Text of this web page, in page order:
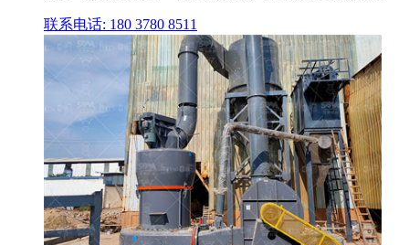
联系电话: 180 3780 8511